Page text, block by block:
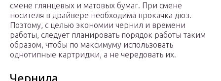
смене глянцевых и матовых бумаг. При смене
носителя в драйвере необходима прокачка дюз.
Поэтому, с целью экономии чернил и времени
работы, следует планировать порядок работы таким
образом, чтобы по максимуму использовать
однотипные картриджи, а не чередовать их.